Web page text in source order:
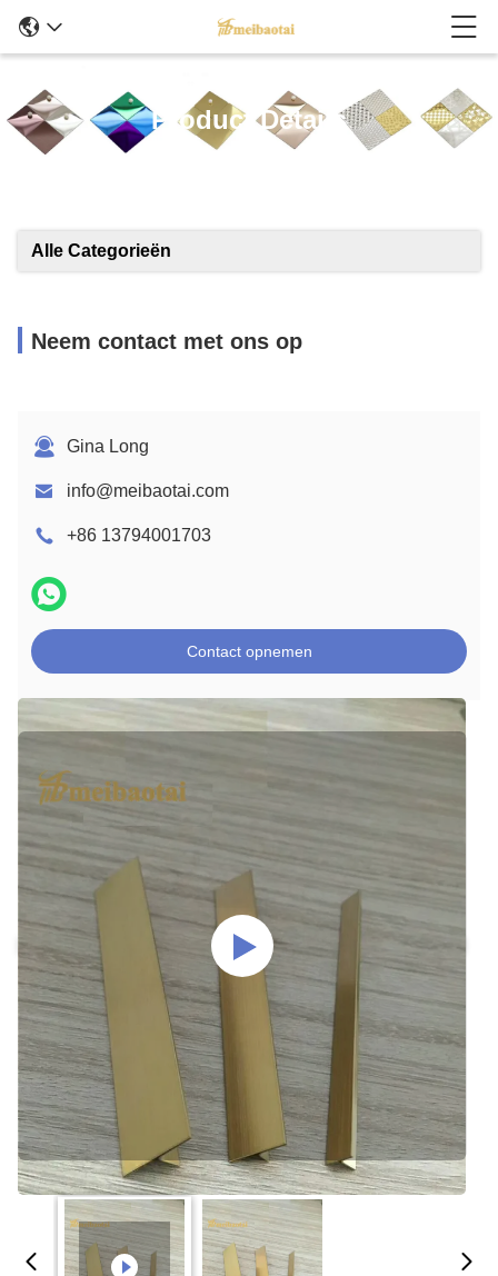
Product Details
Alle Categorieën
Neem contact met ons op
Gina Long
info@meibaotai.com
+86 13794001703
Contact opnemen